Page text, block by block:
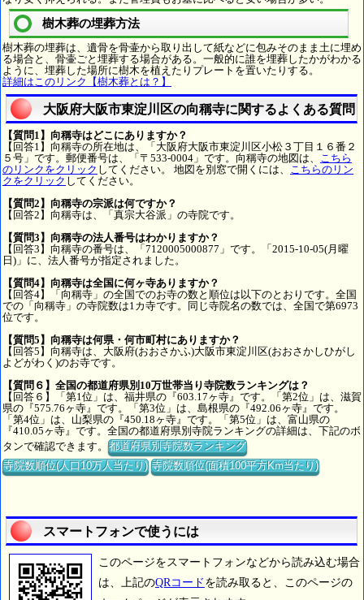
樹木葬の埋葬方法
樹木葬の埋葬は、遺骨を骨壷から取り出して紙などに包みそのまま土に埋め
る場合と、骨壷ごと埋葬する場合がある。一般的に誰を埋葬したかがわかる
ように、埋葬した場所に樹木を植えたりプレートを置いたりする。
詳細はこのリンク【樹木葬とは？】
大阪府大阪市東淀川区の向稱寺に関するよくある質問
【質問1】向稱寺はどこにありますか？
【回答1】向稱寺の所在地は、「大阪府大阪市東淀川区小松３丁目１６番２
５号」です。郵便番号は、「〒533-0004」です。向稱寺の地図は、 こちら
のリンクをクリック してください。 地図を別窓で開くには、 こちらのリン
クをクリック してください。
【質問2】向稱寺の宗派は何ですか？
【回答2】向稱寺は、「真宗大谷派」の寺院です。
【質問3】向稱寺の法人番号はわかりますか？
【回答3】向稱寺の番号は、「7120005000877」です。「2015-10-05(月曜
日)」に、法人番号が指定されました。
【質問4】向稱寺は全国に何ヶ寺ありますか？
【回答4】「向稱寺」の全国でのお寺の数と順位は以下のとおりです。全国
での「向稱寺」の寺院数は1カ寺です。同じ寺院名の数では、全国で第6973
位です。
【質問5】向稱寺は何県・何市町村にありますか？
【回答5】向稱寺は、大阪府(おおさかふ)大阪市東淀川区(おおさかしひがし
よどがわく)のお寺です。
【質問６】全国の都道府県別10万世帯当り寺院数ランキングは？
【回答６】「第1位」は、福井県の『603.17ヶ寺』です。「第2位」は、滋賀
県の『575.76ヶ寺』です。「第3位」は、島根県の『492.06ヶ寺』です。
「第4位」は、山梨県の『450.18ヶ寺』です。「第5位」は、富山県の
『410.05ヶ寺』です。全国の都道府県別寺院ランキングの詳細は、下記のボ
タンで確認できます。都道府県別寺院数ランキング
寺院数順位(人口10万人当たり) 寺院数順位(面積100平方Km当たり)
スマートフォンで使うには
このページをスマートフォンなどから読み込む場合
は、上記のQRコード を読み取ると、このページの